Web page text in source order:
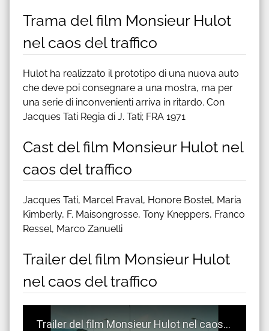
Trama del film Monsieur Hulot
nel caos del traffico
Hulot ha realizzato il prototipo di una nuova auto
che deve poi consegnare a una mostra, ma per
una serie di inconvenienti arriva in ritardo. Con
Jacques Tati Regia di J. Tati; FRA 1971
Cast del film Monsieur Hulot nel
caos del traffico
Jacques Tati, Marcel Fraval, Honore Bostel, Maria
Kimberly, F. Maisongrosse, Tony Kneppers, Franco
Ressel, Marco Zanuelli
Trailer del film Monsieur Hulot
nel caos del traffico